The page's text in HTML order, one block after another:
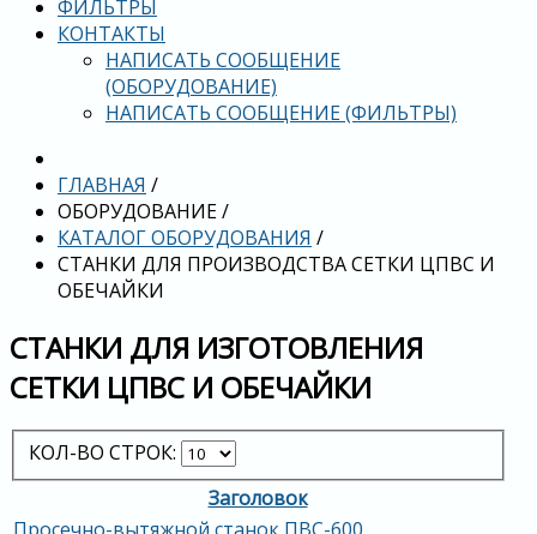
ФИЛЬТРЫ
КОНТАКТЫ
НАПИСАТЬ СООБЩЕНИЕ
(ОБОРУДОВАНИЕ)
НАПИСАТЬ СООБЩЕНИЕ (ФИЛЬТРЫ)
ГЛАВНАЯ /
ОБОРУДОВАНИЕ/
КАТАЛОГ ОБОРУДОВАНИЯ /
СТАНКИ ДЛЯ ПРОИЗВОДСТВА СЕТКИ ЦПВС И
ОБЕЧАЙКИ
СТАНКИ ДЛЯ ИЗГОТОВЛЕНИЯ
СЕТКИ ЦПВС И ОБЕЧАЙКИ
КОЛ-ВО СТРОК:
Заголовок